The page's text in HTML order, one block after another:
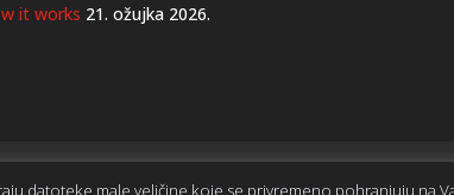
it works 21. ožujka 2026.
datoteke male veličine koje se privremeno pohranjuju